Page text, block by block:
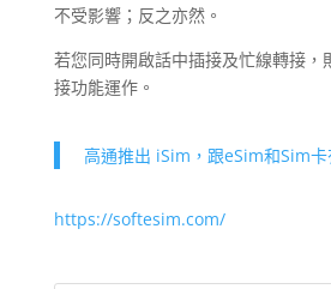
不受影響；反之亦然。
若您同時開啟話中插接及忙線轉接，
接功能運作。
高通推出 iSim，跟eSim和Sim卡
https://softesim.com/